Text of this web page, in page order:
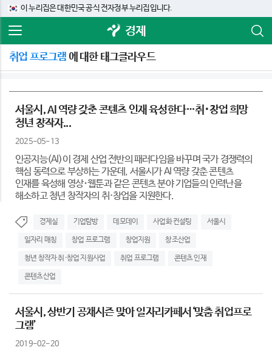
이 누리집은 대한민국 공식 전자정부 누리집입니다.
경제
취업 프로그램 에 대한 태그클라우드
서울시, AI 역량 갖춘 콘텐츠 인재 육성한다…취･창업 희망
청년 창작자...
2025-05-13
인공지능(AI)이 경제 산업 전반의 패러다임을 바꾸며 국가 경쟁력의
핵심 동력으로 부상하는 가운데, 서울시가 AI 역량 갖춘 콘텐츠
인재를 육성해 영상･웹툰과 같은 콘텐츠 분야 기업들의 인력난을
해소하고 청년 창작자의 취·창업을 지원한다.
경제실 기업탐방 데모데이 사업화 컨설팅 서울시
일자리 매칭 창업 프로그램 창업지원 창조산업
청년 창작자 취·창업 지원사업 취업 프로그램 콘텐츠 인재
콘텐츠산업
서울시, 상반기 공채시즌 맞아 일자리카페서‘맞춤 취업프로
그램’
2019-02-20